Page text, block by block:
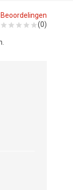
Beoordelingen
(0)